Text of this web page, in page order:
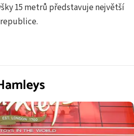
15 metrů představuje největší